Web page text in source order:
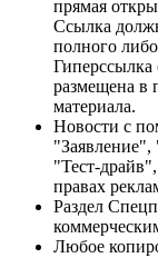
прямая
Ссылка
полного
Гиперссылка
размещена в
материала.
Новости с
"Тест-
правах
Раздел
Любое